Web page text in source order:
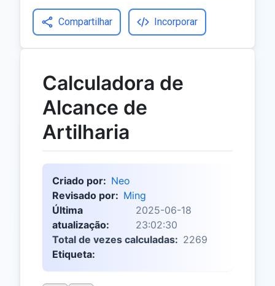
Compartilhar Incorporar
Calculadora de
Alcance de
Artilharia
Criado por: Neo
Revisado por: Ming
Última
atualização:
2025-06-18
23:02:30
Total de vezes calculadas: 2269
Etiqueta: